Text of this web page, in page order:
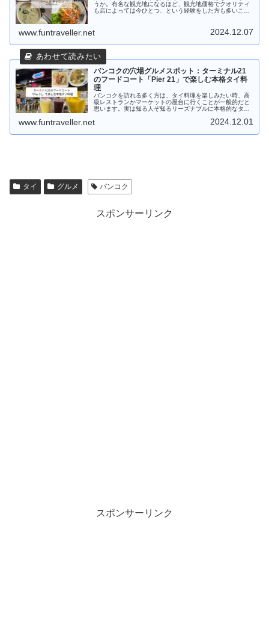
うか。有名な観光地になるほど、観光地価格でクオリティ
も店によっては今ひとつ、という経験をした方も多いこと
ットであるワット・ポーの至近に位置しながら、リーズナ
ブルな価格で本格的なタイ料理を楽しむことができます。
www.funtraveller.net 2024.12.07
バンコクの穴場グルメスポット：ターミナル21
のフードコート「Pier 21」で楽しむ本格タイ料
理
バンコクを訪れる多く方は、タイ料理を楽しみたい時、高
級レストランかマーケットの屋台に行くことが一般的だと
思います。実は知る人ぞ知るリーズナブルに本格的なタイ
りとアソーク交差点の角に位置するショッピングモールタ
回の記事では、ターミナル 21のフードコート「Pier 21」
www.funtraveller.net 2024.12.01
タイ グルメ バンコク
スポンサーリンク
スポンサーリンク